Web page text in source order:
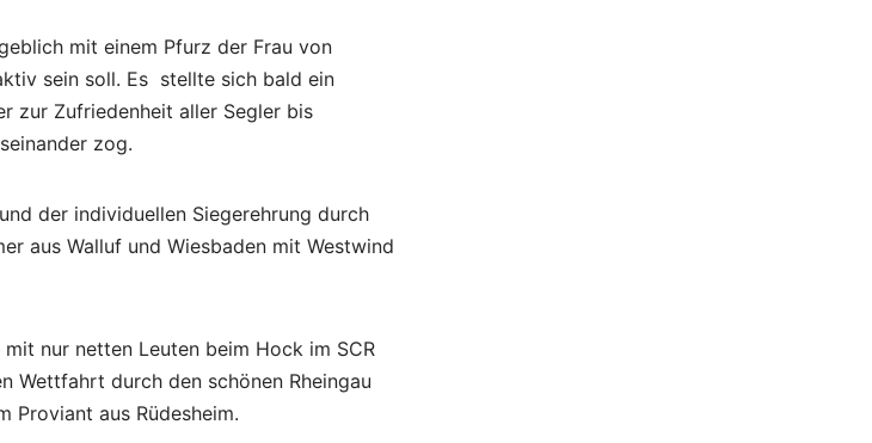
mit einem Pfurz der Frau von
sein soll. Es stellte sich bald ein
zur Zufriedenheit aller Segler bis
zog.
der individuellen Siegerehrung durch
aus Walluf und Wiesbaden mit Westwind
nur netten Leuten beim Hock im SCR
Wettfahrt durch den schönen Rheingau
Proviant aus Rüdesheim.